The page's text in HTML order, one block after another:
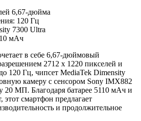
6,67-дюйма
120 Гц
7300 Ultra
мАч
в себе 6,67-дюймовый
2712 x 1220 пикселей и
120 Гц, чипсет MediaTek Dimensity
камеру с сенсором Sony IMX882
20 МП. Благодаря батарее 5110 мАч и
этот смартфон предлагает
и продолжительное